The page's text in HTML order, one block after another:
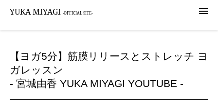

YUKA MIYAGI -OFFICIAL SITE-
【ヨガ5分】筋膜リリースとストレッチ ヨ
ガレッスン
- 宮城由香 YUKA MIYAGI YOUTUBE -